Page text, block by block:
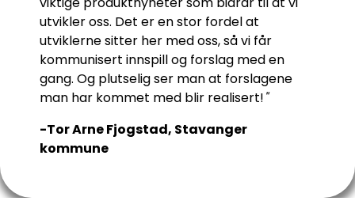
utvikler oss. Det er en stor fordel at
utviklerne sitter her med oss, så vi får
kommunisert innspill og forslag med en
gang. Og plutselig ser man at forslagene
man har kommet med blir realisert!"
-Tor Arne Fjogstad, Stavanger
kommune